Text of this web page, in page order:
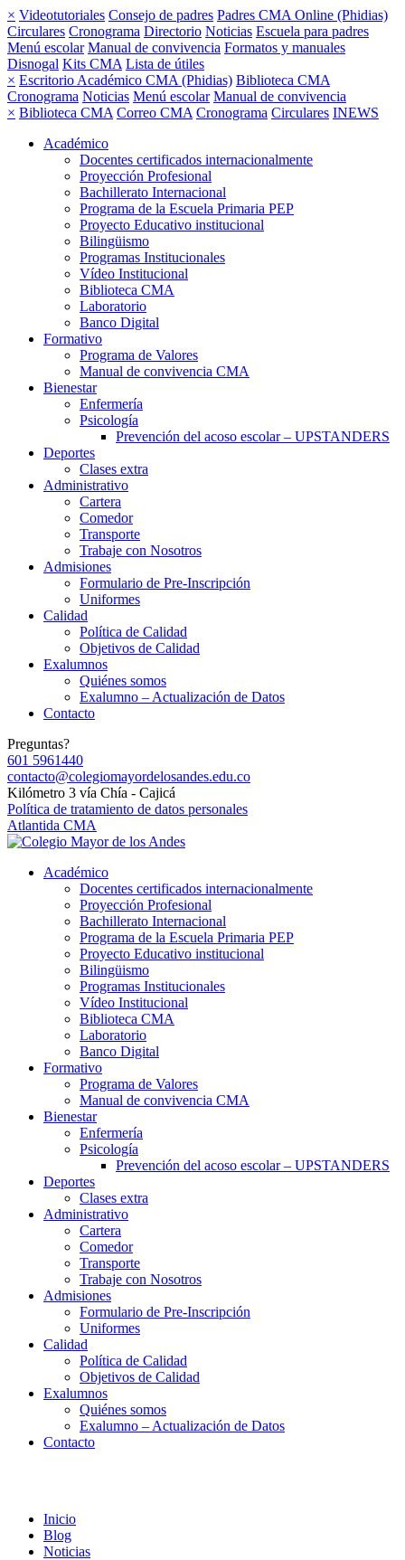
× Videotutoriales Consejo de padres Padres CMA Online (Phidias)
Circulares Cronograma Directorio Noticias Escuela para padres
Menú escolar Manual de convivencia Formatos y manuales
Disnogal Kits CMA Lista de útiles
× Escritorio Académico CMA (Phidias) Biblioteca CMA
Cronograma Noticias Menú escolar Manual de convivencia
× Biblioteca CMA Correo CMA Cronograma Circulares INEWS
Académico
Docentes certificados internacionalmente
Proyección Profesional
Bachillerato Internacional
Programa de la Escuela Primaria PEP
Proyecto Educativo institucional
Bilingüismo
Programas Institucionales
Vídeo Institucional
Biblioteca CMA
Laboratorio
Banco Digital
Formativo
Programa de Valores
Manual de convivencia CMA
Bienestar
Enfermería
Psicología
Prevención del acoso escolar – UPSTANDERS
Deportes
Clases extra
Administrativo
Cartera
Comedor
Transporte
Trabaje con Nosotros
Admisiones
Formulario de Pre-Inscripción
Uniformes
Calidad
Política de Calidad
Objetivos de Calidad
Exalumnos
Quiénes somos
Exalumno – Actualización de Datos
Contacto
Preguntas?
601 5961440
contacto@colegiomayordelosandes.edu.co
Kilómetro 3 vía Chía - Cajicá
Política de tratamiento de datos personales
Atlantida CMA
Académico
Docentes certificados internacionalmente
Proyección Profesional
Bachillerato Internacional
Programa de la Escuela Primaria PEP
Proyecto Educativo institucional
Bilingüismo
Programas Institucionales
Vídeo Institucional
Biblioteca CMA
Laboratorio
Banco Digital
Formativo
Programa de Valores
Manual de convivencia CMA
Bienestar
Enfermería
Psicología
Prevención del acoso escolar – UPSTANDERS
Deportes
Clases extra
Administrativo
Cartera
Comedor
Transporte
Trabaje con Nosotros
Admisiones
Formulario de Pre-Inscripción
Uniformes
Calidad
Política de Calidad
Objetivos de Calidad
Exalumnos
Quiénes somos
Exalumno – Actualización de Datos
Contacto
Inicio
Blog
Noticias